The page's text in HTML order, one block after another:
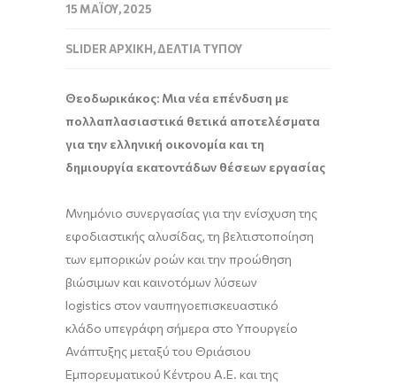
15 ΜΑΪ́ΟΥ, 2025
SLIDER ΑΡΧΙΚΉ,ΔΕΛΤΊΑ ΤΎΠΟΥ
Θεοδωρικάκος: Μια νέα επένδυση με
πολλαπλασιαστικά θετικά αποτελέσματα
για την ελληνική οικονομία και τη
δημιουργία εκατοντάδων θέσεων εργασίας
Μνημόνιο συνεργασίας για την ενίσχυση της
εφοδιαστικής αλυσίδας, τη βελτιστοποίηση
των εμπορικών ροών και την προώθηση
βιώσιμων και καινοτόμων λύσεων
logistics στον ναυπηγοεπισκευαστικό
κλάδο υπεγράφη σήμερα στο Υπουργείο
Ανάπτυξης μεταξύ του Θριάσιου
Εμπορευματικού Κέντρου Α.Ε. και της